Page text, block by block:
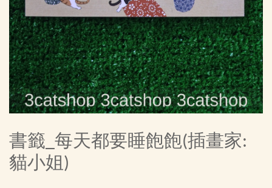
書籤_每天都要睡飽飽(插畫家:
貓小姐)